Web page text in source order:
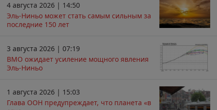
4 августа 2026 | 14:50
Эль-Ниньо может стать самым сильным за
последние 150 лет
3 августа 2026 | 07:19
ВМО ожидает усиление мощного явления
Эль-Ниньо
1 августа 2026 | 15:03
Глава ООН предупреждает, что планета «в